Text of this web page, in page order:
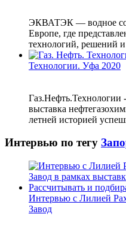
ЭКВАТЭК — водное
Европе, где
технологий, решений и
Технологии. Уфа 2020
Газ.Нефть.Технологии
выставка
летней историей
Интервью по тегу
Интервью с Лилией
Завод